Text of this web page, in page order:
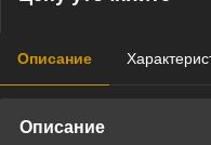
Описание
Описание